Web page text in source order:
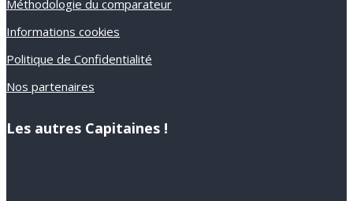
Méthodologie du comparateur
Informations cookies
Politique de Confidentialité
Nos partenaires
Les autres Capitaines !